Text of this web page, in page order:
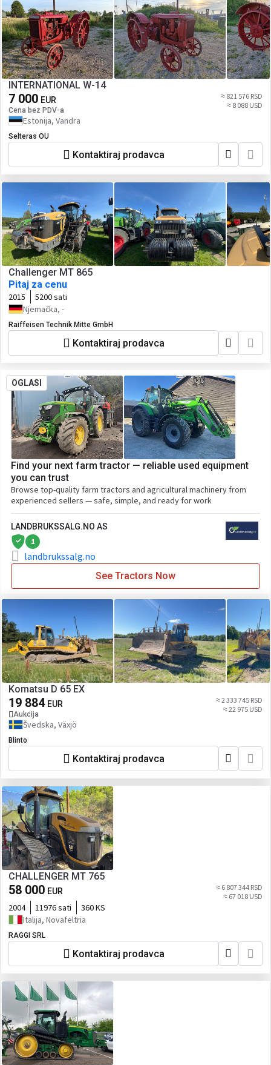
INTERNATIONAL W-14
7 000 EUR
Cena bez PDV-a
≈ 821 576 RSD
≈ 8 088 USD
Estonija, Vandra
Selteras OU
Kontaktiraj prodavca
Challenger MT 865
Pitaj za cenu
2015
5200 sati
Njemačka, -
Raiffeisen Technik Mitte GmbH
Kontaktiraj prodavca
OGLASI
Find your next farm tractor — reliable used equipment
you can trust
Browse top-quality farm tractors and agricultural machinery from
experienced sellers — safe, simple, and ready for work
LANDBRUKSSALG.NO AS
1
landbrukssalg.no
See Tractors Now
Komatsu D 65 EX
19 884 EUR
Aukcija
≈ 2 333 745 RSD
≈ 22 975 USD
Švedska, Växjö
Blinto
Kontaktiraj prodavca
CHALLENGER MT 765
58 000 EUR
≈ 6 807 344 RSD
≈ 67 018 USD
2004 11976 sati
360 KS
Italija, Novafeltria
RAGGI SRL
Kontaktiraj prodavca